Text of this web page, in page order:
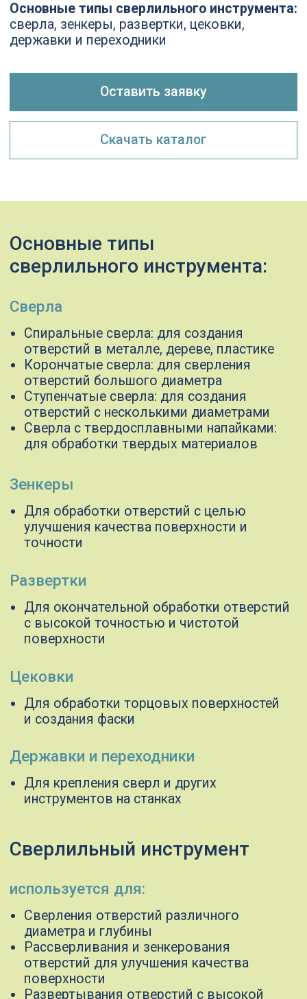
точности
Основные типы
сверлильного инструмента:
Спиральные сверла: для создания
отверстий в металле, дереве, пластике
отверстий с несколькими диаметрами
для обработки твердых материалов
Для окончательной обработки отверстий
поверхности
Развертки
Цековки
Для обработки торцовых поверхностей
и создания фаски
Для крепления сверл и других
инструментов на станках
Державки и переходники
Изготовление деталей для станков,
двигателей, гидравлических систем
Обработка деталей из высокопрочных
Производство компонентов для турбин,
генераторов и другого оборудования
Изготовление деталей двигателей,
коробок передач и других узлов
Обработка заготовок в условиях
крупносерийного и мелкосерийного
Сверлильный инструмент
диаметра и глубины
Рассверливания и зенкерования
отверстий для улучшения качества
поверхности
Обработки торцов и создания фасок
применяется:
используется для:
Оставить заявку
Компания "Гангард"
Мы оперативно поставим стандартный
режущий инструмент, а если вам нужно
уникальное решение — изготовим
инструмент по вашим чертежам любой
сложности
решения, так и индивидуальный
подход к вашим задачам